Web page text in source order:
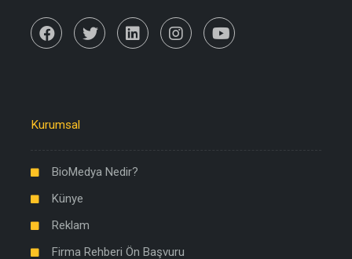
Kurumsal
BioMedya Nedir?
Künye
Reklam
Firma Rehberi Ön Başvuru